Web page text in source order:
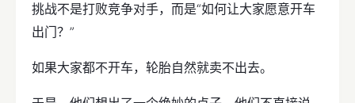
挑战不是打败竞争对手，而是“如何让大家愿意开车
出门？”
如果大家都不开车，轮胎自然就卖不出去。